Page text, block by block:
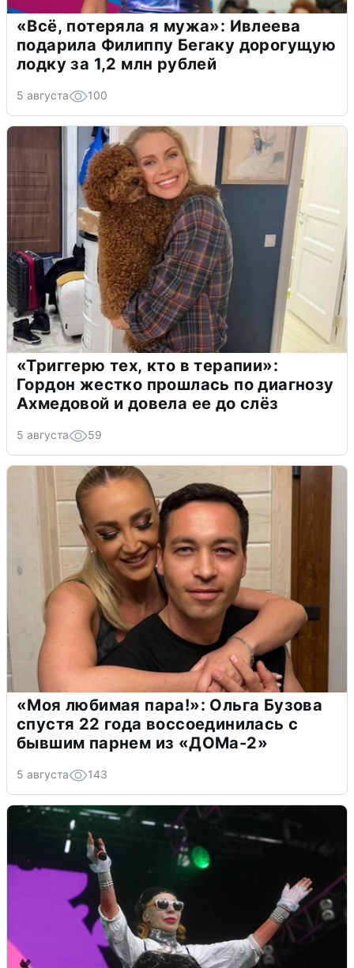
«Всё, потеряла я мужа»: Ивлеева
подарила Филиппу Бегаку дорогущую
лодку за 1,2 млн рублей
5 августа 100
«Триггерю тех, кто в терапии»:
Гордон жестко прошлась по диагнозу
Ахмедовой и довела ее до слёз
5 августа 59
«Моя любимая пара!»: Ольга Бузова
спустя 22 года воссоединилась с
бывшим парнем из «ДОМа-2»
5 августа 143